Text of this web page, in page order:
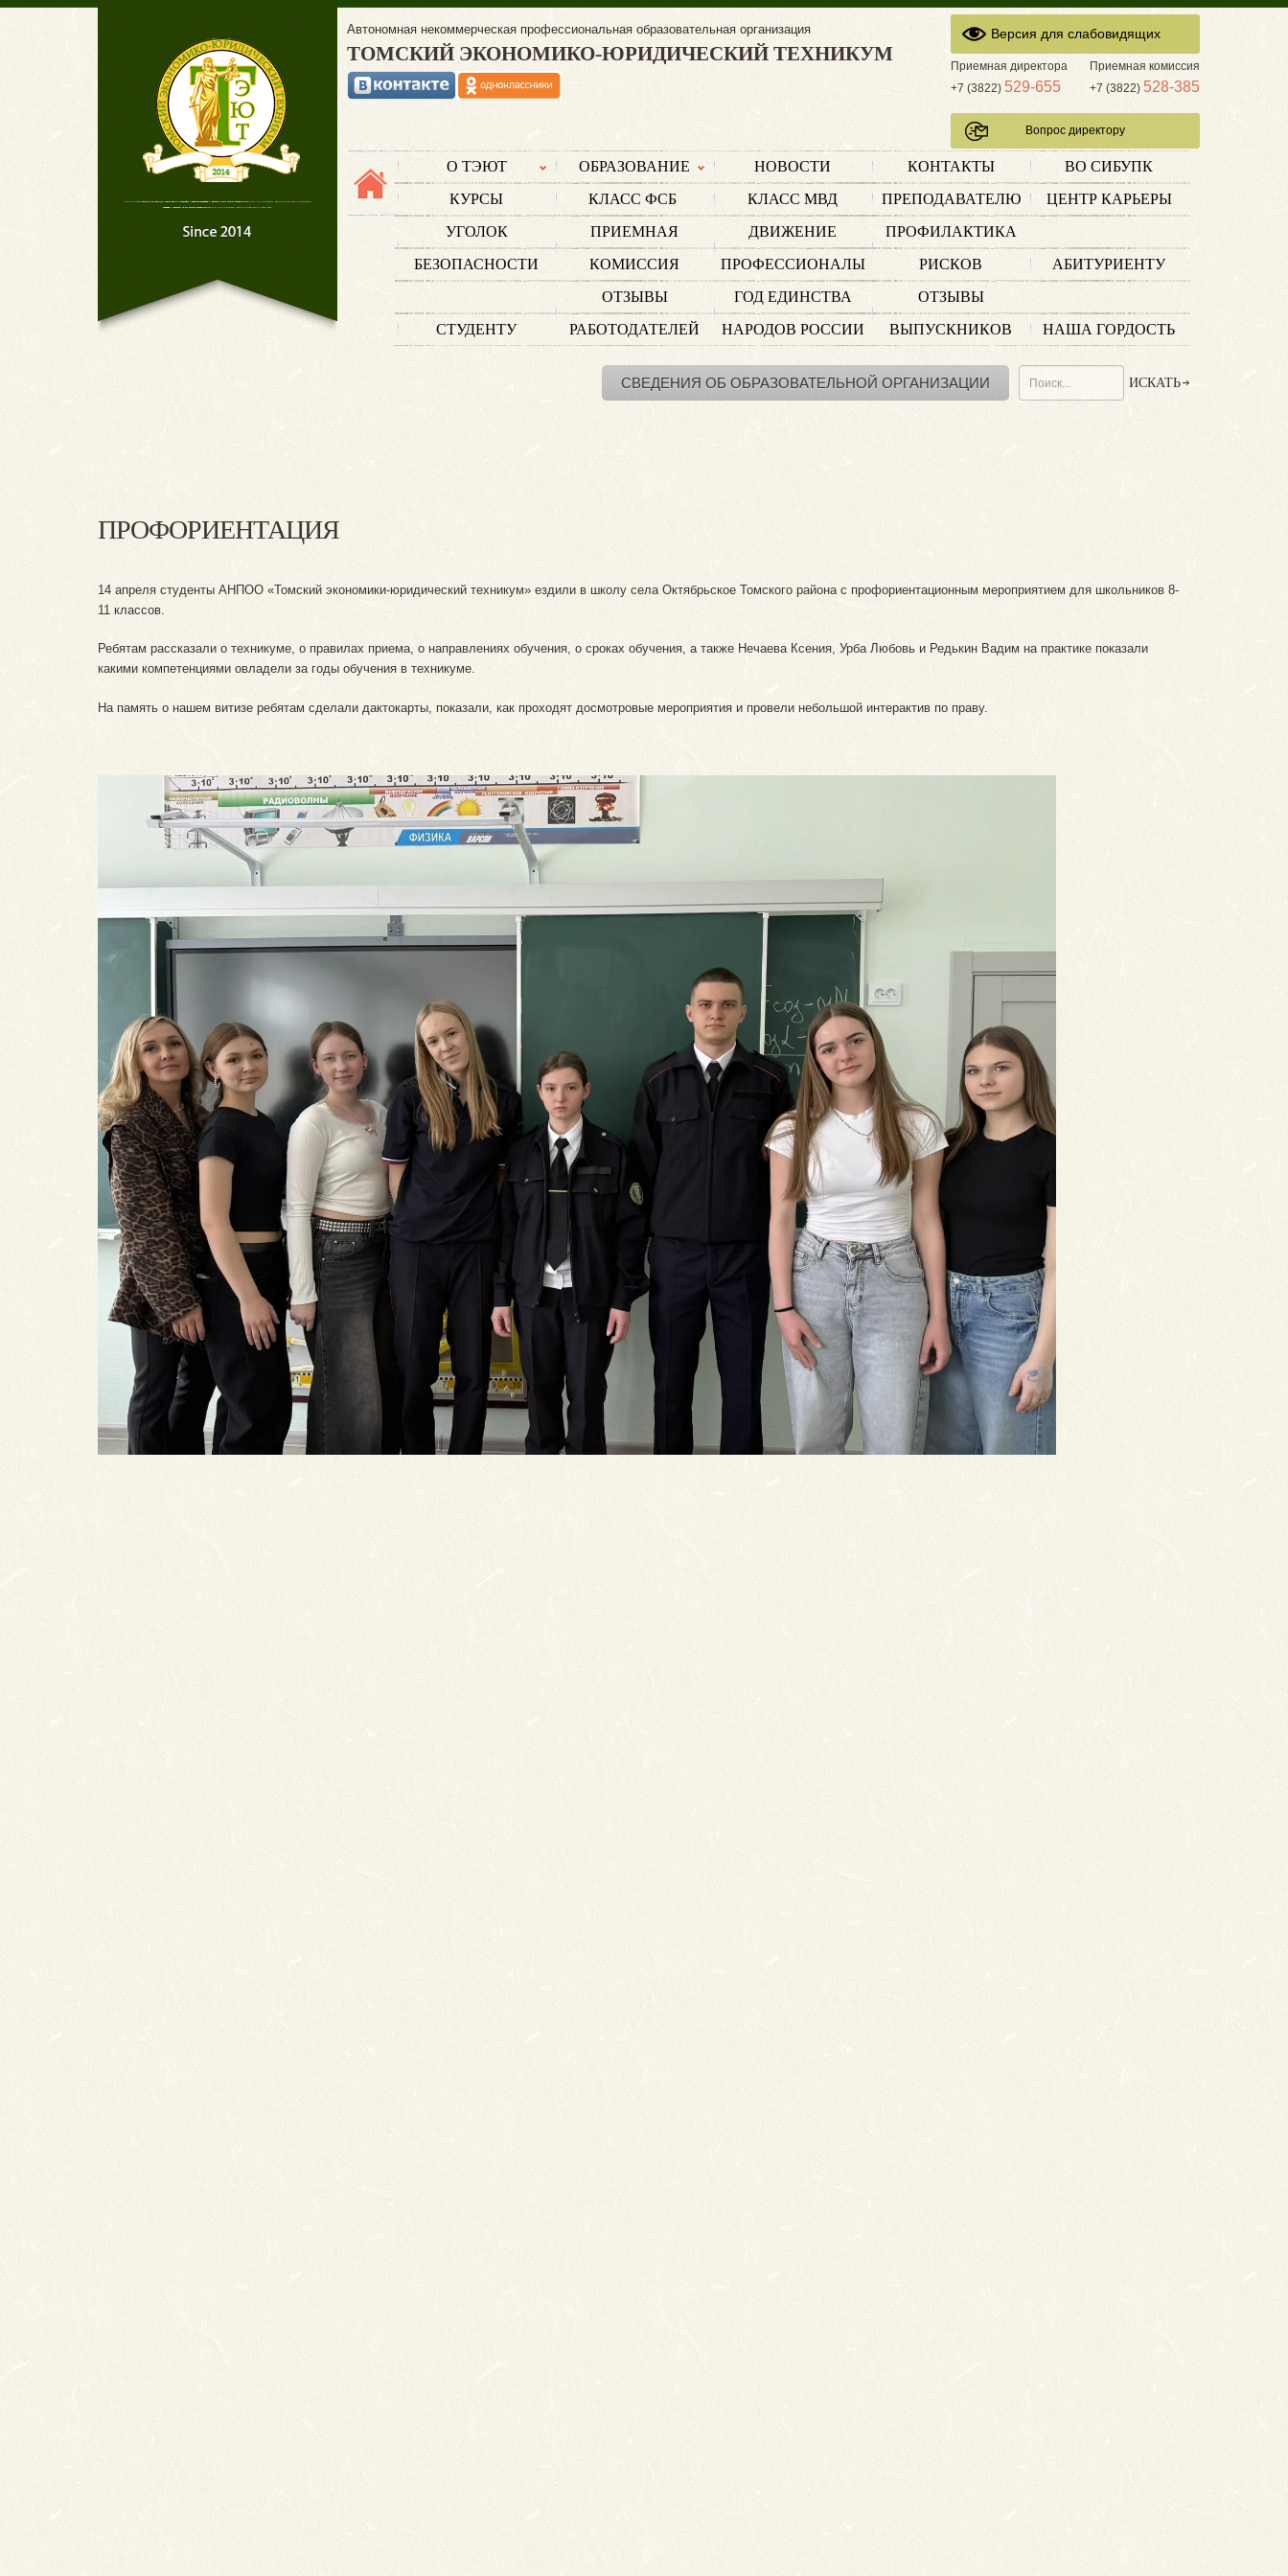
Автономная некоммерческая профессиональная образовательная организация
ТОМСКИЙ ЭКОНОМИКО-ЮРИДИЧЕСКИЙ ТЕХНИКУМ
Версия для слабовидящих
Приемная директора
Приемная комиссия
+7 (3822) 529-655 +7 (3822) 528-385
Вопрос директору
О ТЭЮТ ОБРАЗОВАНИЕ НОВОСТИ КОНТАКТЫ
ВО СИБУПК
КУРСЫ
КЛАСС ФСБ КЛАСС МВД ПРЕПОДАВАТЕЛЮ
ЦЕНТР КАРЬЕРЫ
УГОЛОК
БЕЗОПАСНОСТИ
ПРИЕМНАЯ
КОМИССИЯ
ДВИЖЕНИЕ
ПРОФЕССИОНАЛЫ
ПРОФИЛАКТИКА
РИСКОВ
АБИТУРИЕНТУ
СТУДЕНТУ
ОТЗЫВЫ
РАБОТОДАТЕЛЕЙ
ГОД ЕДИНСТВА
НАРОДОВ РОССИИ
ОТЗЫВЫ
ВЫПУСКНИКОВ
НАША ГОРДОСТЬ
СВЕДЕНИЯ ОБ ОБРАЗОВАТЕЛЬНОЙ ОРГАНИЗАЦИИ
ПРОФОРИЕНТАЦИЯ
14 апреля студенты АНПОО «Томский экономики-юридический техникум» ездили в школу села Октябрьское Томского района с профориентационным мероприятием для школьников 8-
11 классов.
Ребятам рассказали о техникуме, о правилах приема, о направлениях обучения, о сроках обучения, а также Нечаева Ксения, Урба Любовь и Редькин Вадим на практике показали
какими компетенциями овладели за годы обучения в техникуме.
На память о нашем витизе ребятам сделали дактокарты, показали, как проходят досмотровые мероприятия и провели небольшой интерактив по праву.